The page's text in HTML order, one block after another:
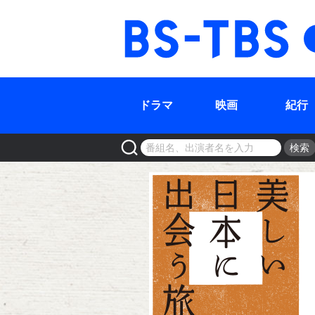
BS-TBS
ドラマ 映画 紀行
検索